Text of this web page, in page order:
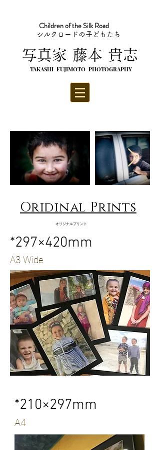
​写真家 藤本 貴志
TAKASHI FUJIMOTO PHOTOGRAPHY
Children of the Silk Road
シルクロードの子どもたち
​Oridinal Prints
​オリジナルプリント
*297×420mm
A3 Wide
*210×297mm
A4